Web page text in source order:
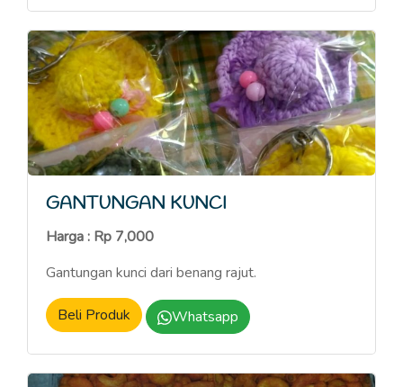
GANTUNGAN KUNCI
Harga : Rp 7,000
Gantungan kunci dari benang rajut.
Beli Produk Whatsapp